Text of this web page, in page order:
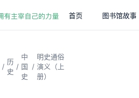
首页 图书馆故事
/
历
史
/
中
国
史
/
明史通俗
演义（上
册）